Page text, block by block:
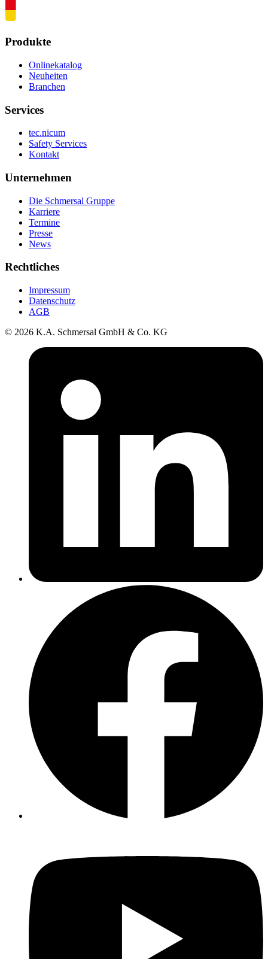
Produkte
Onlinekatalog
Neuheiten
Branchen
Services
tec.nicum
Safety Services
Kontakt
Unternehmen
Die Schmersal Gruppe
Karriere
Termine
Presse
News
Rechtliches
Impressum
Datenschutz
AGB
© 2026 K.A. Schmersal GmbH & Co. KG